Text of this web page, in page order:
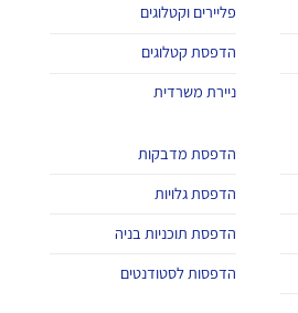
פליירים וקטלוגים
הדפסת קטלוגים
ניירת משרדית
הדפסת מדבקות
הדפסת גלויות
הדפסת תוכניות בניה
הדפסות לסטודנטים